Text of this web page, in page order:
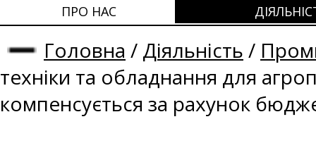
ПРО НАС
Головна / Діяльність /
техніки та обладнання для
компенсується за рахунок